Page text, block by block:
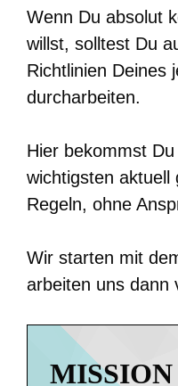
Wenn Du absolut
willst, solltest Du
Richtlinien Deines
durcharbeiten.
Hier bekommst
wichtigsten aktuell
Regeln, ohne
Wir starten mit
arbeiten uns dann